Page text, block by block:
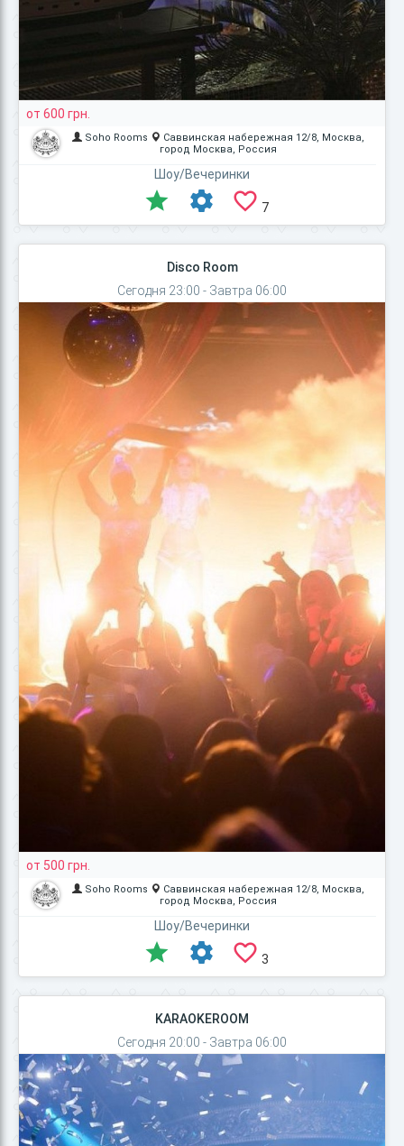
от 600 грн.
Soho Rooms
Саввинская набережная 12/8, Москва,
город Москва, Россия
Шоу/Вечеринки
7
Disco Room
Сегодня 23:00 - Завтра 06:00
от 500 грн.
Soho Rooms
Саввинская набережная 12/8, Москва,
город Москва, Россия
Шоу/Вечеринки
3
KARAOKEROOM
Сегодня 20:00 - Завтра 06:00